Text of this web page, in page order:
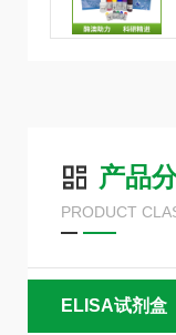
产品
PRODUCT
ELISA试剂盒